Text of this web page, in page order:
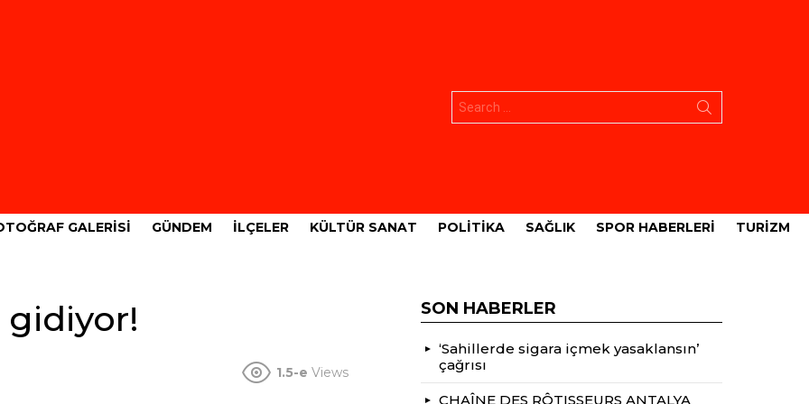
GALERISI GÜNDEM İLÇELER KÜLTÜR SANAT POLITIKA SAĞLIK SPOR HABERLERI TURIZM
gidiyor!
1.5-e Views
SON HABERLER
‘Sahillerde sigara içmek yasaklansın’
çağrısı
CHAÎNE DES RÔTISSEURS ANTALYA